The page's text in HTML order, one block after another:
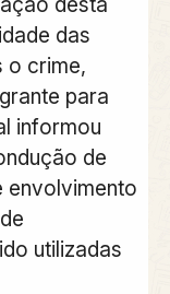
das
o crime,
para
informou
de
envolvimento
utilizadas